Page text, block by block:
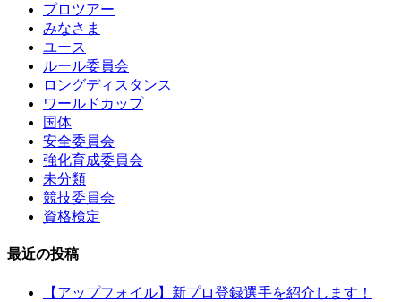
プロツアー
みなさま
ユース
ルール委員会
ロングディスタンス
ワールドカップ
国体
安全委員会
強化育成委員会
未分類
競技委員会
資格検定
最近の投稿
【アップフォイル】新プロ登録選手を紹介します！